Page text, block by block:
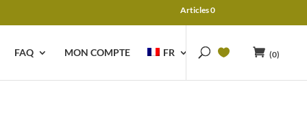
Articles 0
FAQ MON COMPTE FR (0)